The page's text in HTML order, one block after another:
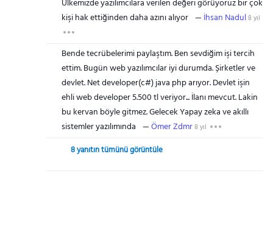
Ülkemizde yazılımcılara verilen değeri görüyoruz bir çok
kişi hak ettiğinden daha azını alıyor
İhsan Nadul8 yıl
Bende tecrübelerimi paylaştım. Ben sevdiğim işi tercih
ettim. Bugün web yazılımcılar iyi durumda. Şirketler ve
devlet. Net developer(c#) java php arıyor. Devlet işin
ehli web developer 5.500 tl veriyor... İlanı mevcut. Lakin
bu kervan böyle gitmez. Gelecek Yapay zeka ve akıllı
sistemler yazılımında
Ömer Zdmr8 yıl
8 yanıtın tümünü görüntüle